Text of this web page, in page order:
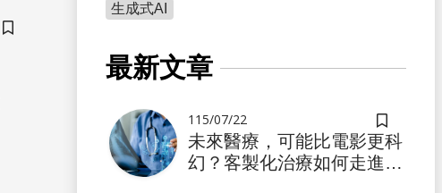
儲存書籤
生成式AI
最新文章
儲存書籤
115/07/22
未來醫療，可能比電影更科
幻？客製化治療如何走進真